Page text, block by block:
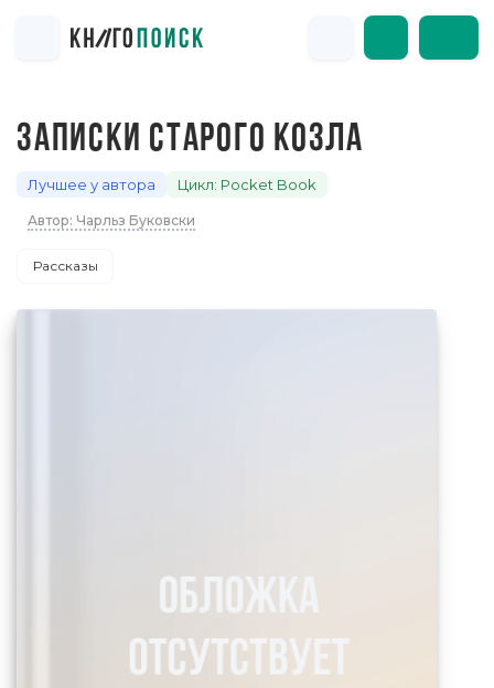
ЗАПИСКИ СТАРОГО КОЗЛА
Лучшее у автора Цикл: Pocket Book
Автор: Чарльз Буковски
Рассказы